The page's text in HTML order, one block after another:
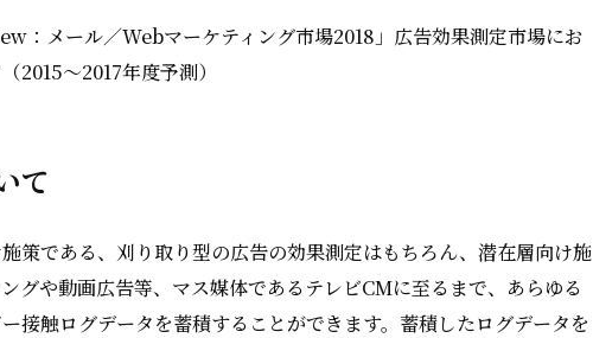
メール／Webマーケティング市場2018」広告効果測定市場にお
2015～2017年度予測）
て
施策である、刈り取り型の広告の効果測定はもちろん、潜在層向け施
グや動画広告等、マス媒体であるテレビCMに至るまで、あらゆる
接触ログデータを蓄積することができます。蓄積したログデータを